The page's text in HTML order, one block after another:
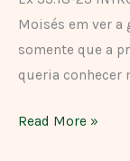
Moisés em ver a
somente que a
queria conhecer
Read More »